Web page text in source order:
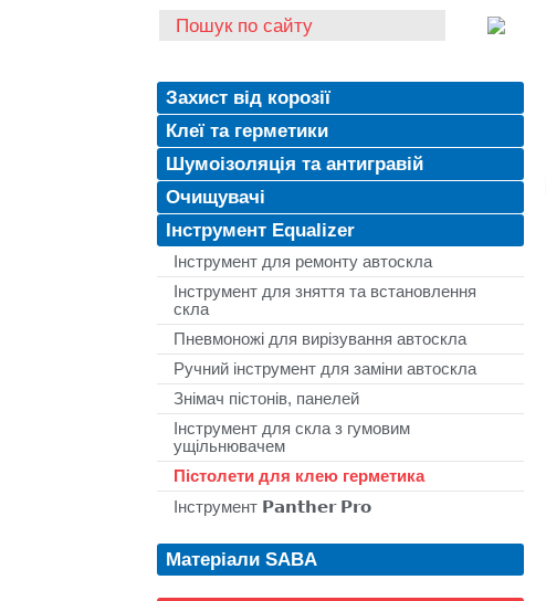
Захист від корозії
Клеї та герметики
Шумоізоляція та антигравій
Очищувачі
Інструмент Equalizer
Інструмент для ремонту автоскла
Інструмент для зняття та встановлення
скла
Пневмоножі для вирізування автоскла
Ручний інструмент для заміни автоскла
Знімач пістонів, панелей
Інструмент для скла з гумовим
ущільнювачем
Пістолети для клею герметика
Інструмент 𝗣𝗮𝗻𝘁𝗵𝗲𝗿 𝗣𝗿𝗼
Матеріали SABA